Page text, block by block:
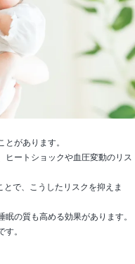
があります。
ヒートショックや血圧変動のリス
とで、こうしたリスクを抑えま
の質も高める効果があります。
。